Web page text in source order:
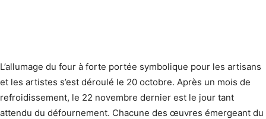
L’allumage du four à forte portée symbolique pour les artisans
et les artistes s’est déroulé le 20 octobre. Après un mois de
refroidissement, le 22 novembre dernier est le jour tant
attendu du défournement. Chacune des œuvres émergeant du